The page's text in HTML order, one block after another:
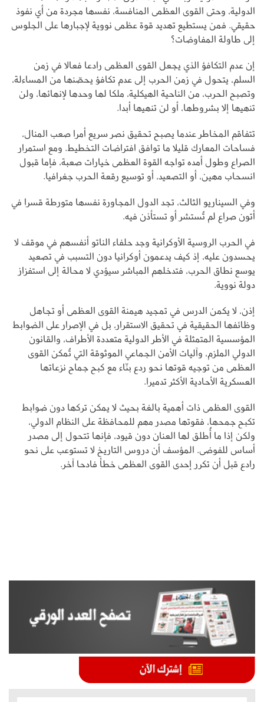
الدولية، وحتى القوى العظمى المنافسة، نفسها مجردة من أي نفوذ
حقيقي. فمن يستطيع تهديد قوة عظمى نووية لإجبارها على الجلوس
إلى طاولة المفاوضات؟
إن عدم التكافؤ الذي يجعل القوى العظمى رادعا فعالا في زمن
السلم، يتحول في زمن الحرب إلى عدم تكافؤ يحصّنها من المساءلة،
وتصبح الحرب، من الناحية الهيكلية، ملكا لها وحدها لإنهائها، ولن
تنهيها إلا بشروطها، أو لن تنهيها أبدا.
تتفاقم المخاطر عندما يصبح تحقيق نصر سريع أمرا صعب المنال،
فساحات المعارك قليلا ما توافق افتراضات التخطيط. ومع استمرار
الصراع وطول أمده تواجه القوة العظمى خيارات صعبة، فإما قبول
انسحاب مهين، أو التصعيد، أو توسيع رقعة الحرب جغرافيا.
وفي السيناريو الثالث، تجد الدول المجاورة نفسها متورطة قسرا في
أتون صراع لم تُستشر أو تستأذن فيه.
في الحرب الروسية الأوكرانية وجد حلفاء الناتو أنفسهم في موقف لا
يحسدون عليه، إذ كيف يدعمون أوكرانيا دون التسبب في تصعيد
يوسع نطاق الحرب، فتدخلهم المباشر سيؤدي لا محالة إلى استفزاز
دولة نووية.
إذن، لا يكمن الدرس في تمجيد هيمنة القوى العظمى أو تجاهل
وظائفها الحقيقية في تحقيق الاستقرار، بل في الإصرار على الضوابط
المؤسسية المتمثلة في الأطر الدولية متعددة الأطراف، والقانون
الدولي الملزم، وآليات الأمن الجماعي الموثوقة التي تُمكن القوى
العظمى من توجيه قوتها نحو ردع بنّاء مع كبح جماح نزعاتها
العسكرية الأحادية الأكثر تدميرا.
القوى العظمى ذات أهمية بالغة بحيث لا يمكن تركها دون ضوابط
تكبح جمحها، فقوتها مصدر مهم للمحافظة على النظام الدولي،
ولكن إذا ما أُطلق لها العنان دون قيود، فإنها تتحول إلى مصدر
أساس للفوضى. المؤسف أن دروس التاريخ لا تستوعب على نحو
رادع قبل أن تكرر إحدى القوى العظمى خطأ فادحا آخر.